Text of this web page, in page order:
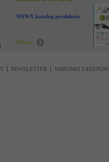
NOWY katalog produktów !
Pobierz
NEWSLETTER WARUNKI ZAKUPÓW